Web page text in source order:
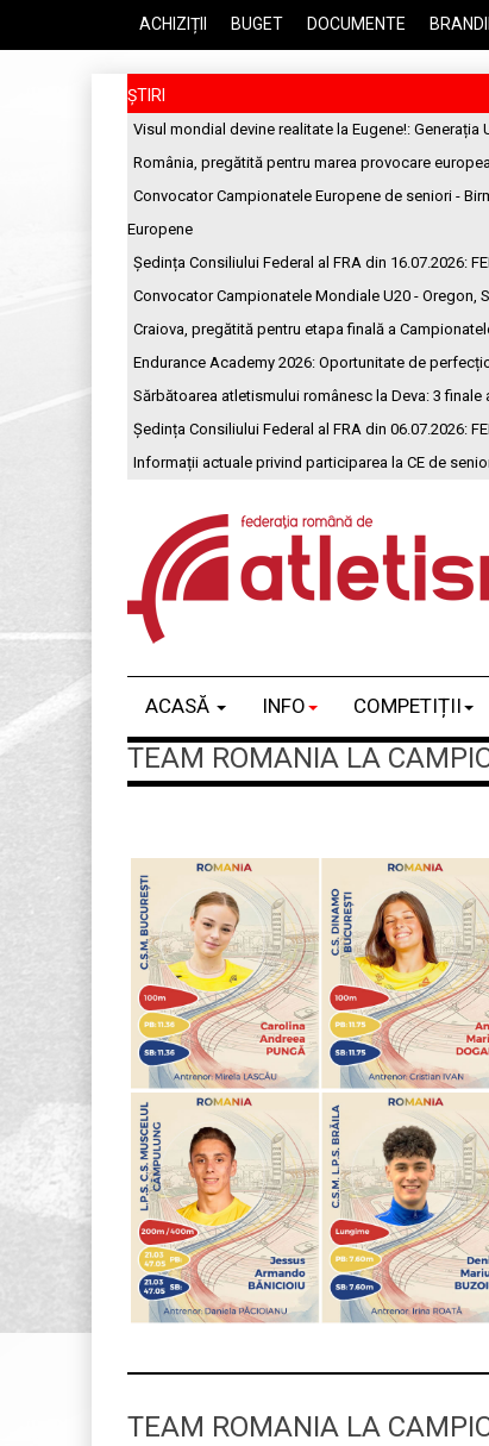
ACHIZIȚII BUGET DOCUMENTE
ȘTIRI
Visul mondial devine realitate la Eugene!: Generația
România, pregătită pentru marea provocare
Convocator Campionatele Europene de seniori -
Europene
Ședința Consiliului Federal al FRA din 16.07.2026:
Convocator Campionatele Mondiale U20 - Oregon,
Craiova, pregătită pentru etapa finală a
Endurance Academy 2026: Oportunitate de
Sărbătoarea atletismului românesc la Deva: 3 finale
Ședința Consiliului Federal al FRA din 06.07.2026:
Informații actuale privind participarea la CE de
ACASĂ INFO COMPETIȚII
TEAM ROMANIA LA
TEAM ROMANIA LA